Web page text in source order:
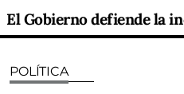
POLÍTICA